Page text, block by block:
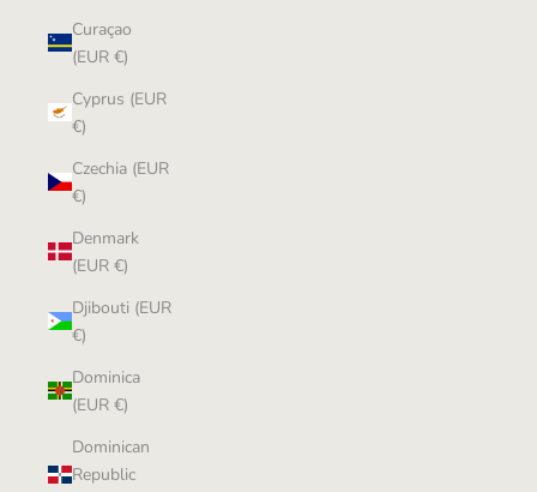
Curaçao
(EUR €)
Cyprus (EUR
€)
Czechia (EUR
€)
Denmark
(EUR €)
Djibouti (EUR
€)
Dominica
(EUR €)
Dominican
Republic